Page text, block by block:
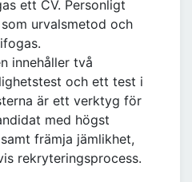
ett CV. Personligt
urvalsmetod och
innehåller två
och ett test i
är ett verktyg för
med högst
främja jämlikhet,
rekryteringsprocess.